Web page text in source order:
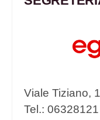
Viale Tiziano,
Tel.: 06328121